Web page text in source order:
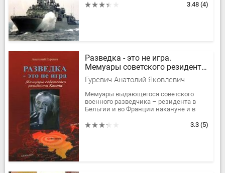
3.48 (4)
Разведка - это не игра.
Мемуары советского резидента
Кента.
Гуревич Анатолий Яковлевич
Мемуары выдающегося советского
военного разведчика – резидента в
Бельгии и во Франции накануне и в
(A.M. Гуревича) охватывают период...
3.3 (5)